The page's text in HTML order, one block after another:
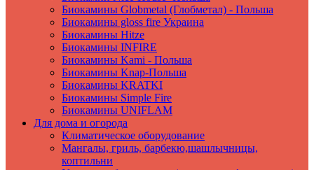
Биокамины Globmetal (Глобметал) - Польша
Биокамины gloss fire Украина
Биокамины Hitze
Биокамины INFIRE
Биокамины Kami - Польша
Биокамины Knap-Польша
Биокамины KRATKI
Биокамины Simple Fire
Биокамины UNIFLAM
Для дома и огорода
Климатическое оборудование
Мангалы, гриль, барбекю,шашлычницы,
коптильни